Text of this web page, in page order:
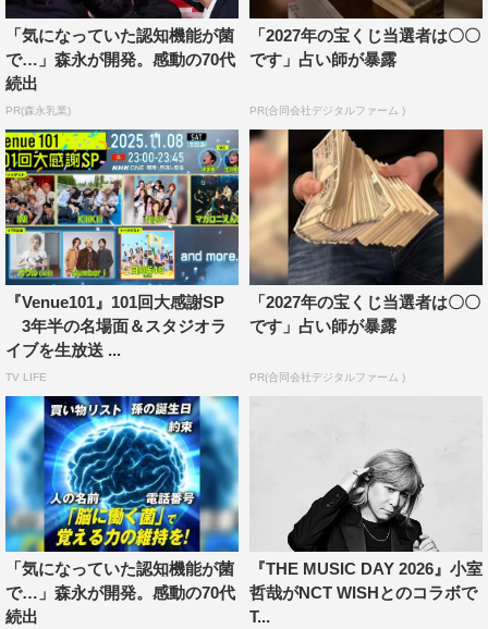
ライブでは、メンバーのシオンが作った、唇に手を添える
サビの振り付けがSNSでバズり中の「Ode to Love」をパ
フォーマンスする。
2020年にデビューした韓国発9人組ボーイズグループ・
CRAVITY、そして、2019年に「けやき坂46」から改名し
スタートを切った日向坂46。この2組は昨年、ともにグル
ープとしての転機を迎えた。CRAVITYは、グループ名
を“CRAVE（渇望）”+“GRAVITY（重力）”＝CRAVITYとし
てリブランディングするとともに、グループのリーダーを
ウォンジンとヒョンジュンの2人体制に変更。一方、日向
坂46は結成当初からキャプテンを務めてきた佐々木久美を
含む一期生が全員卒業、三期生の髙橋未来虹が新キャプテ
ンに就任した。そこで今回は、それぞれの新リーダー・新
キャプテンの人となりを、メンバーからの証言を基に深掘
り。「うちのリーダーのここがいい！」から「ここだけは
直してほしい！」まで、グループの要を担う3人のキャラ
クターに迫る。
ライブでは新体制となった2組が、エネルギーあふれる楽
曲をパフォーマンス。CRAVITYは新しい自分を解き放つ
「気になっていた認知機能が菌
で…」森永が開発。感動の70代
続出
PR(森永乳業)
「2027年の宝くじ当選者は〇〇
です」占い師が暴露
PR(合同会社デジタルファーム )
『Venue101』101回大感謝SP
3年半の名場面＆スタジオラ
イブを生放送 ...
TV LIFE
「2027年の宝くじ当選者は〇〇
です」占い師が暴露
PR(合同会社デジタルファーム )
「気になっていた認知機能が菌
で…」森永が開発。感動の70代
続出
『THE MUSIC DAY 2026』小室
哲哉がNCT WISHとのコラボで
T...